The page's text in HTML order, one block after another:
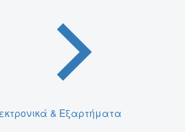
& Εξαρτήματα